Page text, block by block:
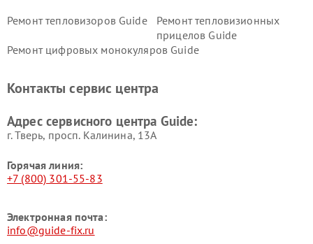
Ремонт тепловизоров Guide
Ремонт тепловизионных
прицелов Guide
Ремонт цифровых монокуляров Guide
Контакты сервис центра
Адрес сервисного центра Guide:
г. Тверь, просп. Калинина, 13А
Горячая линия:
+7 (800) 301-55-83
Электронная почта:
info@guide-fix.ru